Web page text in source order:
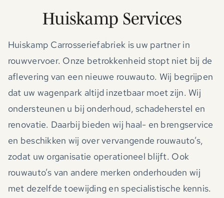
Huiskamp Services
Huiskamp Carrosseriefabriek is uw partner in
rouwvervoer. Onze betrokkenheid stopt niet bij de
aflevering van een nieuwe rouwauto. Wij begrijpen
dat uw wagenpark altijd inzetbaar moet zijn. Wij
ondersteunen u bij onderhoud, schadeherstel en
renovatie. Daarbij bieden wij haal- en brengservice
en beschikken wij over vervangende rouwauto’s,
zodat uw organisatie operationeel blijft. Ook
rouwauto’s van andere merken onderhouden wij
met dezelfde toewijding en specialistische kennis.